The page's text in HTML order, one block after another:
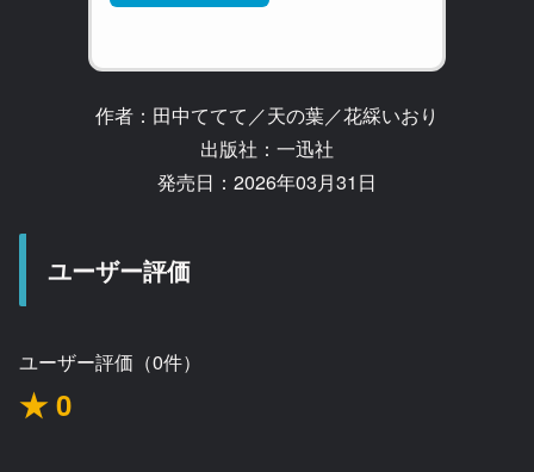
作者：田中ててて／天の葉／花綵いおり
出版社：一迅社
発売日：2026年03月31日
ユーザー評価
ユーザー評価（0件）
★ 0